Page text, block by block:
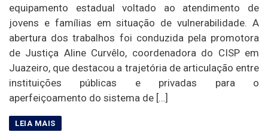
equipamento estadual voltado ao atendimento de
jovens e famílias em situação de vulnerabilidade. A
abertura dos trabalhos foi conduzida pela promotora
de Justiça Aline Curvêlo, coordenadora do CISP em
Juazeiro, que destacou a trajetória de articulação entre
instituições públicas e privadas para o
aperfeiçoamento do sistema de […]